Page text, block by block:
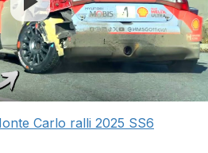
Carlo ralli 2025 SS6